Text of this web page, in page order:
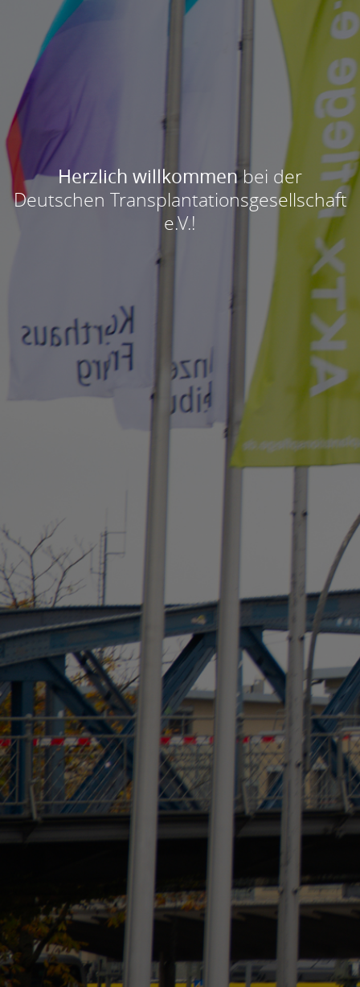
Herzlich willkommenbei der
Deutschen Transplantationsgesellschaft
e.V.!